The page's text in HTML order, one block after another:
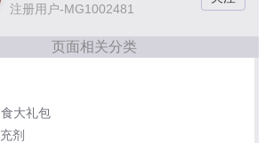
注册用户-MG1002481
页面相关分类
大礼包
剂